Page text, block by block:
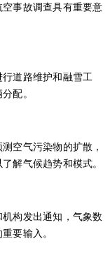
事故调查具有重要意
道路维护和融雪工
配。
空气污染物的扩散，
解气候趋势和模式。
构发出通知，气象数
要输入。